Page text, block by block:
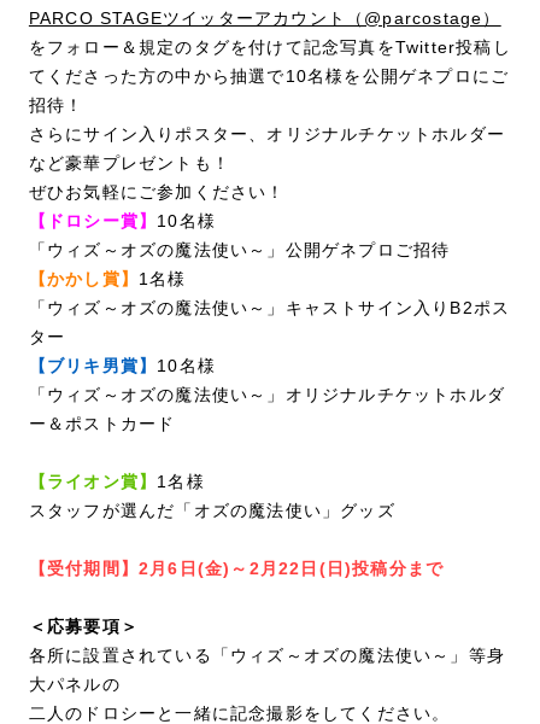
PARCO STAGEツイッターアカウント（@parcostage）
をフォロー＆規定のタグを付けて記念写真をTwitter投稿し
てくださった方の中から抽選で10名様を公開ゲネプロにご
招待！
さらにサイン入りポスター、オリジナルチケットホルダー
など豪華プレゼントも！
ぜひお気軽にご参加ください！
【ドロシー賞】 10名様
「ウィズ～オズの魔法使い～」公開ゲネプロご招待
【かかし賞】 1名様
「ウィズ～オズの魔法使い～」キャストサイン入りB2ポス
ター
【ブリキ男賞】 10名様
「ウィズ～オズの魔法使い～」オリジナルチケットホルダ
ー＆ポストカード
【ライオン賞】 1名様
スタッフが選んだ「オズの魔法使い」グッズ
【受付期間】2月6日(金)～2月22日(日)投稿分まで
＜応募要項＞
各所に設置されている「ウィズ～オズの魔法使い～」等身
大パネルの
二人のドロシーと一緒に記念撮影をしてください。